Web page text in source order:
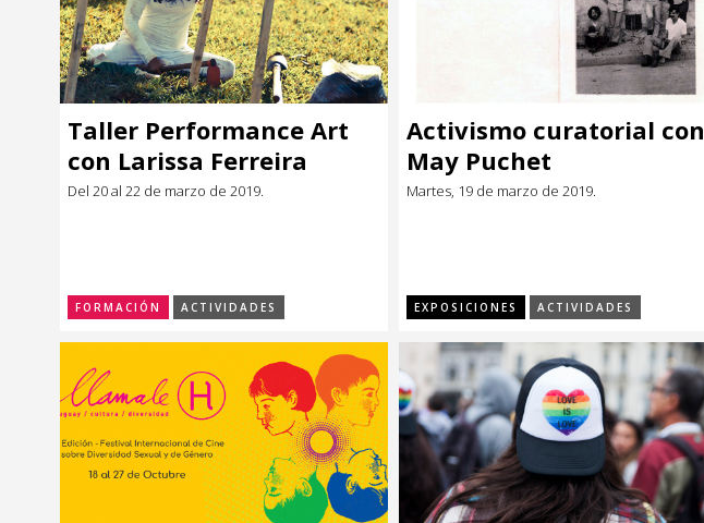
Taller Performance Art
con Larissa Ferreira
(Brasil)
Del 20 al 22 de marzo de 2019.
FORMACIÓN ACTIVIDADES
Activismo curatorial con
May Puchet
Martes, 19 de marzo de 2019.
EXPOSICIONES ACTIVIDADES